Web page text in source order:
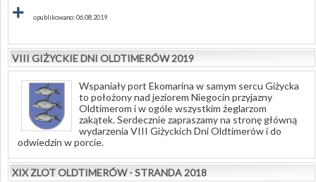
+ opublikowano: 06.08.2019
VIII GIŻYCKIE DNI OLDTIMERÓW 2019
Wspaniały port Ekomarina w samym sercu Giżycka
to położony nad jeziorem Niegocin przyjazny
Oldtimerom i w ogóle wszystkim żeglarzom
zakątek. Serdecznie zapraszamy na stronę główną
wydarzenia VIII Giżyckich Dni Oldtimerów i do
odwiedzin w porcie.
XIX ZLOT OLDTIMERÓW - STRANDA 2018